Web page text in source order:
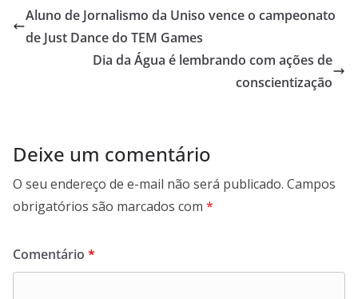
Aluno de Jornalismo da Uniso vence o campeonato
de Just Dance do TEM Games
Dia da Água é lembrando com ações de
conscientização
Deixe um comentário
O seu endereço de e-mail não será publicado. Campos
obrigatórios são marcados com *
Comentário *